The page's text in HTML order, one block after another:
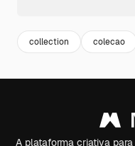
collection colecao
A plataforma criativa